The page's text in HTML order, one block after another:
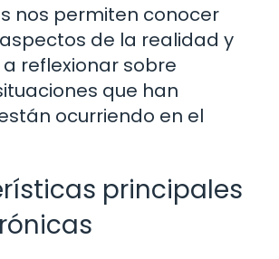
nos permiten conocer
de la realidad y
reflexionar sobre
que han
ocurriendo en el
principales